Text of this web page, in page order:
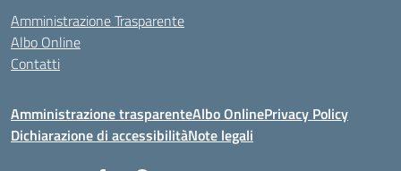
Amministrazione Trasparente
Albo Online
Contatti
Amministrazione trasparenteAlbo OnlinePrivacy Policy
Dichiarazione di accessibilitàNote legali